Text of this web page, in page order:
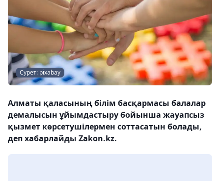
Сурет: pixabay
Алматы қаласының білім басқармасы балалар
демалысын ұйымдастыру бойынша жауапсыз
қызмет көрсетушілермен соттасатын болады,
деп хабарлайды Zakon.kz.